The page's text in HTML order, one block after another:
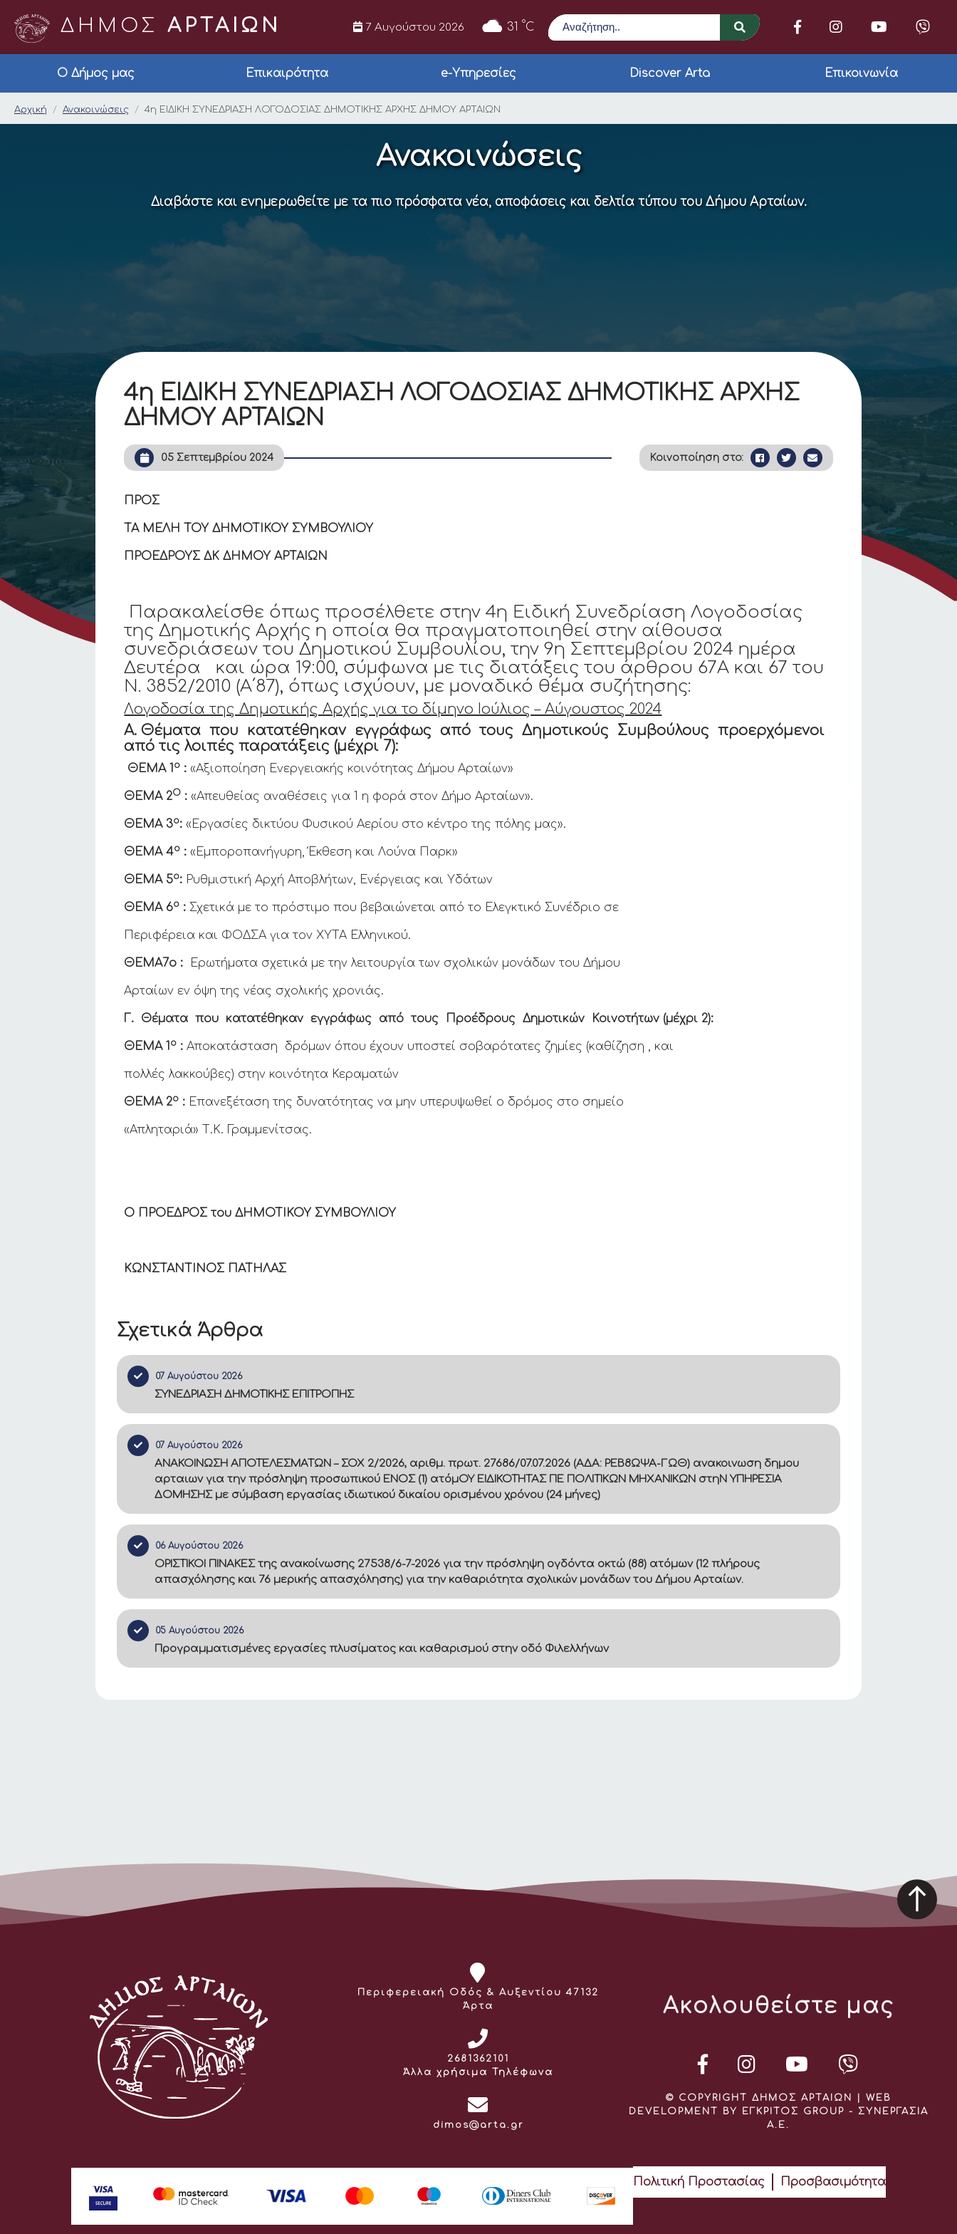
ΔΗΜΟΣ ΑΡΤΑΙΩΝ 7 Αυγούστου 2026 31 °C
Αναζήτηση
Ο Δήμος μας Επικαιρότητα e-Υπηρεσίες Discover Arta Επικοινωνία
4η ΕΙΔΙΚΗ ΣΥΝΕΔΡΙΑΣΗ ΛΟΓΟΔΟΣΙΑΣ ΔΗΜΟΤΙΚΗΣ ΑΡΧΗΣ
Αρχική Ανακοινώσεις 4η ΕΙΔΙΚΗ ΣΥΝΕΔΡΙΑΣΗ ΛΟΓΟΔΟΣΙΑΣ ΔΗΜΟΤΙΚΗΣ ΑΡΧΗΣ ΔΗΜΟΥ ΑΡΤΑΙΩΝ
Ανακοινώσεις
Διαβάστε και ενημερωθείτε με τα πιο πρόσφατα νέα, αποφάσεις και δελτία τύπου του Δήμου Αρταίων.
Σχετικά Άρθρα
07 Αυγούστου 2026
ΣΥΝΕΔΡΙΑΣΗ ΔΗΜΟΤΙΚΗΣ ΕΠΙΤΡΟΠΗΣ
07 Αυγούστου 2026
ΑΝΑΚΟΙΝΩΣΗ ΑΠΟΤΕΛΕΣΜΑΤΩΝ – ΣΟΧ 2/2026, αριθμ. πρωτ. 27686/07.07.2026 (ΑΔΑ: ΡΕΒ8ΩΨΑ-ΓΩΘ) ανακοινωση δημου
αρταιων για την πρόσληψη προσωπικού ΕΝΟΣ (1) ατόμΟΥ ΕΙΔΙΚΟΤΗΤΑΣ ΠΕ ΠΟΛΙΤΙΚΩΝ ΜΗΧΑΝΙΚΩΝ στηΝ ΥΠΗΡΕΣΙΑ
ΔΟΜΗΣΗΣ με σύμβαση εργασίας ιδιωτικού δικαίου ορισμένου χρόνου (24 μήνες)
06 Αυγούστου 2026
ΟΡΙΣΤΙΚΟΙ ΠΙΝΑΚΕΣ της ανακοίνωσης 27538/6-7-2026 για την πρόσληψη ογδόντα οκτώ (88) ατόμων (12 πλήρους
απασχόλησης και 76 μερικής απασχόλησης) για την καθαριότητα σχολικών μονάδων του Δήμου Αρταίων.
05 Αυγούστου 2026
Προγραμματισμένες εργασίες πλυσίματος και καθαρισμού στην οδό Φιλελλήνων
4η ΕΙΔΙΚΗ ΣΥΝΕΔΡΙΑΣΗ ΛΟΓΟΔΟΣΙΑΣ ΔΗΜΟΤΙΚΗΣ ΑΡΧΗΣ
ΔΗΜΟΥ ΑΡΤΑΙΩΝ
05 Σεπτεμβρίου 2024 Κοινοποίηση στο:
ΠΡΟΣ
ΤΑ ΜΕΛΗ ΤΟΥ ΔΗΜΟΤΙΚΟΥ ΣΥΜΒΟΥΛΙΟΥ
ΠΡΟΕΔΡΟΥΣ ΔΚ ΔΗΜΟΥ ΑΡΤΑΙΩΝ
Παρακαλείσθε όπως προσέλθετε στην 4η Ειδική Συνεδρίαση Λογοδοσίας
της Δημοτικής Αρχής η οποία θα πραγματοποιηθεί στην αίθουσα
συνεδριάσεων του Δημοτικού Συμβουλίου, την 9η Σεπτεμβρίου 2024 ημέρα
Δευτέρα και ώρα 19:00, σύμφωνα με τις διατάξεις του άρθρου 67Α και 67 του
Ν. 3852/2010 (Α΄87), όπως ισχύουν, με μοναδικό θέμα συζήτησης:
Λογοδοσία της Δημοτικής Αρχής για το δίμηνο Ιούλιος – Αύγουστος 2024
Α.Θέματα που κατατέθηκαν εγγράφως από τους Δημοτικούς Συμβούλους προερχόμενοι
από τις λοιπές παρατάξεις (μέχρι 7):
ΘΕΜΑ 1ο : «Αξιοποίηση Ενεργειακής κοινότητας Δήμου Αρταίων»
ΘΕΜΑ 2Ο : «Απευθείας αναθέσεις για 1 η φορά στον Δήμο Αρταίων».
ΘΕΜΑ 3ο: «Εργασίες δικτύου Φυσικού Αερίου στο κέντρο της πόλης μας».
ΘΕΜΑ 4ο :«Εμποροπανήγυρη, Έκθεση και Λούνα Παρκ»
ΘΕΜΑ 5ο: Ρυθμιστική Αρχή Αποβλήτων, Ενέργειας και Υδάτων
ΘΕΜΑ 6ο : Σχετικά με το πρόστιμο που βεβαιώνεται από το Ελεγκτικό Συνέδριο σε
Περιφέρεια και ΦΟΔΣΑ για τον ΧΥΤΑ Ελληνικού.
ΘΕΜΑ7ο : Ερωτήματα σχετικά με την λειτουργία των σχολικών μονάδων του Δήμου
Αρταίων εν όψη της νέας σχολικής χρονιάς.
Γ. Θέματα που κατατέθηκαν εγγράφως από τους Προέδρους Δημοτικών Κοινοτήτων (μέχρι 2):
ΘΕΜΑ 1ο : Αποκατάσταση δρόμων όπου έχουν υποστεί σοβαρότατες ζημίες (καθίζηση , και
πολλές λακκούβες) στην κοινότητα Κεραματών
ΘΕΜΑ 2ο : Επανεξέταση της δυνατότητας να μην υπερυψωθεί ο δρόμος στο σημείο
«Απληταριά» Τ.Κ. Γραμμενίτσας.
Ο ΠΡΟΕΔΡΟΣ του ΔΗΜΟΤΙΚΟΥ ΣΥΜΒΟΥΛΙΟΥ
ΚΩΝΣΤΑΝΤΙΝΟΣ ΠΑΤΗΛΑΣ
Διεύθυνση:
Περιφερειακή Οδός & Αυξεντίου 47132
Άρτα
Τηλέφωνο:
2681362101
Άλλα χρήσιμα Τηλέφωνα
Email:
dimos@arta.gr
Ακολουθείστε μας
© COPYRIGHT ΔΗΜΟΣ ΑΡΤΑΙΩΝ | WEB
DEVELOPMENT BY ΕΓΚΡΙΤΟΣ GROUP - ΣΥΝΕΡΓΑΣΙΑ
Α.Ε.
Πολιτική Προστασίας Προσβασιμότητα